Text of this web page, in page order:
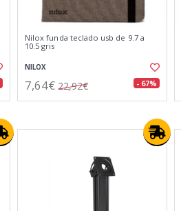
Nilox funda teclado usb de 9.7 a
10.5 gris
NILOX
7,64€ 22,92€ - 67%